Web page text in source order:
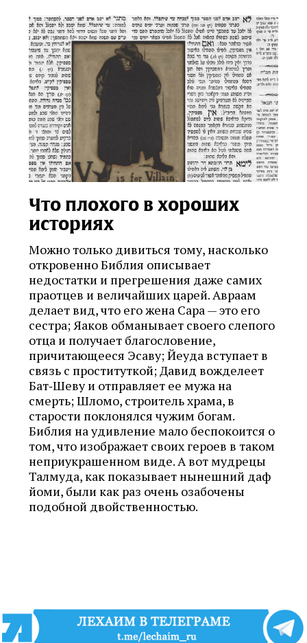
Что плохого в хороших
историях
Можно только дивиться тому, насколько
откровенно Библия описывает
недостатки и прегрешения даже самих
праотцев и величайших царей. Авраам
делает вид, что его жена Сара — это его
сестра; Яаков обманывает своего слепого
отца и получает благословение,
причитающееся Эсаву; Йеуда вступает в
связь с проституткой; Давид вожделеет
Бат‑Шеву и отправляет ее мужа на
смерть; Шломо, строитель храма, в
старости поклонялся чужим богам.
Библия на удивление мало беспокоится о
том, что изображает своих героев в таком
неприукрашенном виде. А вот мудрецы
Талмуда, как показывает нынешний даф
йоми, были как раз очень озабочены
подобной двойственностью.